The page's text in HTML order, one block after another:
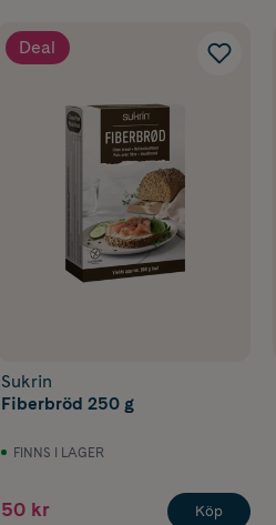
Deal
Sukrin
Fiberbröd 250 g
FINNS I LAGER
50 kr Köp